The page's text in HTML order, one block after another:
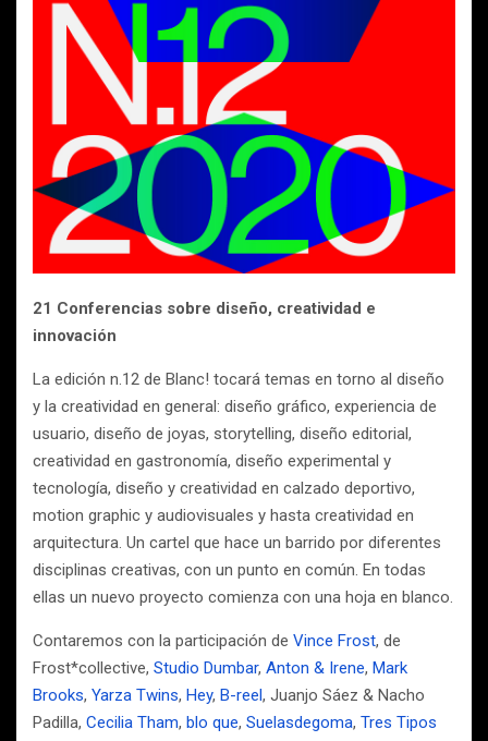
21 Conferencias sobre diseño, creatividad e
innovación
La edición n.12 de Blanc! tocará temas en torno al diseño
y la creatividad en general: diseño gráfico, experiencia de
usuario, diseño de joyas, storytelling, diseño editorial,
creatividad en gastronomía, diseño experimental y
tecnología, diseño y creatividad en calzado deportivo,
motion graphic y audiovisuales y hasta creatividad en
arquitectura. Un cartel que hace un barrido por diferentes
disciplinas creativas, con un punto en común. En todas
ellas un nuevo proyecto comienza con una hoja en blanco.
Contaremos con la participación de Vince Frost, de
Frost*collective, Studio Dumbar, Anton & Irene, Mark
Brooks, Yarza Twins, Hey, B-reel, Juanjo Sáez & Nacho
Padilla, Cecilia Tham, blo que, Suelasdegoma, Tres Tipos